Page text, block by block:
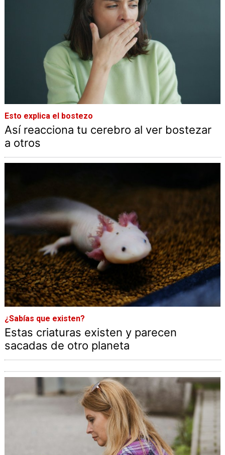
Esto explica el bostezo
Así reacciona tu cerebro al ver bostezar
a otros
¿Sabías que existen?
Estas criaturas existen y parecen
sacadas de otro planeta